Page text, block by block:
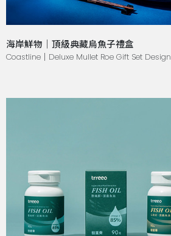
海岸鮮物｜頂級典藏烏魚子禮盒
Coastline｜Deluxe Mullet Roe Gift Set Design